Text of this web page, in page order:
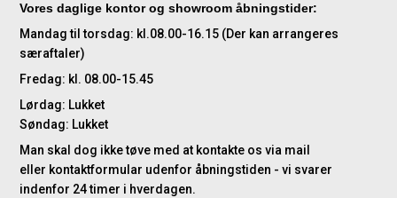
Vores daglige kontor og showroom åbningstider:
Mandag til torsdag: kl.08.00-16.15 (Der kan arrangeres
særaftaler)
Fredag: kl. 08.00-15.45
Lørdag: Lukket
Søndag: Lukket
Man skal dog ikke tøve med at kontakte os via mail
eller kontaktformular udenfor åbningstiden - vi svarer
indenfor 24 timer i hverdagen.